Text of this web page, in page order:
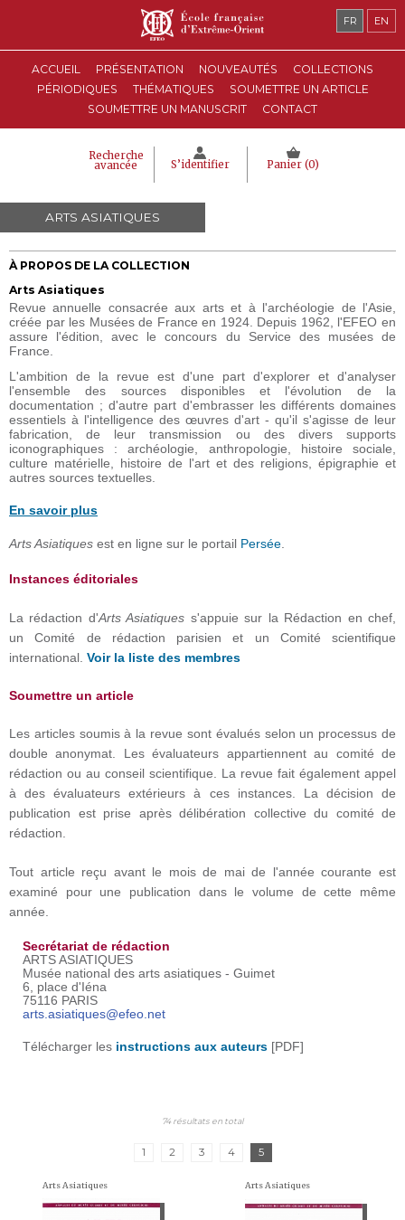
ACCUEIL PRÉSENTATION NOUVEAUTÉS
COLLECTIONS
PÉRIODIQUES
THÉMATIQUES
SOUMETTRE UN ARTICLE
SOUMETTRE UN MANUSCRIT
CONTACT
Recherche
avancée S’identifier Panier (0)
FR EN
ARTS ASIATIQUES
À PROPOS DE LA COLLECTION
Arts Asiatiques
Revue annuelle consacrée aux arts et à l'archéologie de l'Asie,
créée par les Musées de France en 1924. Depuis 1962, l'EFEO en
assure l'édition, avec le concours du Service des musées de
France.
L'ambition de la revue est d'une part d'explorer et d'analyser
l'ensemble des sources disponibles et l'évolution de la
documentation ; d'autre part d'embrasser les différents domaines
essentiels à l'intelligence des œuvres d'art - qu'il s'agisse de leur
fabrication, de leur transmission ou des divers supports
iconographiques : archéologie, anthropologie, histoire sociale,
culture matérielle, histoire de l'art et des religions, épigraphie et
autres sources textuelles.
En savoir plus
Arts Asiatiques est en ligne sur le portail Persée
Instances éditoriales
La rédaction d'Arts Asiatiques s'appuie sur la Rédaction en chef,
un Comité de rédaction parisien et un Comité scientifique
international. Voir la liste des membres
Soumettre un article
Les articles soumis à la revue sont évalués selon un processus de
double anonymat. Les évaluateurs appartiennent au comité de
rédaction ou au conseil scientifique. La revue fait également appel
à des évaluateurs extérieurs à ces instances. La décision de
publication est prise après délibération collective du comité de
rédaction.
Tout article reçu avant le mois de mai de l'année courante est
examiné pour une publication dans le volume de cette même
année.
Secrétariat de rédaction
ARTS ASIATIQUES
Musée national des arts asiatiques - Guimet
6, place d'Iéna
75116 PARIS
arts.asiatiques@efeo.net
​Télécharger les instructions aux auteurs [PDF]
74 résultats en total
1 2 3 4 5
Arts Asiatiques Arts Asiatiques